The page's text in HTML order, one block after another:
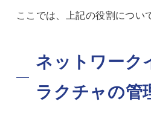
ここでは、上記の役割につい
ネットワーク
ラクチャの管